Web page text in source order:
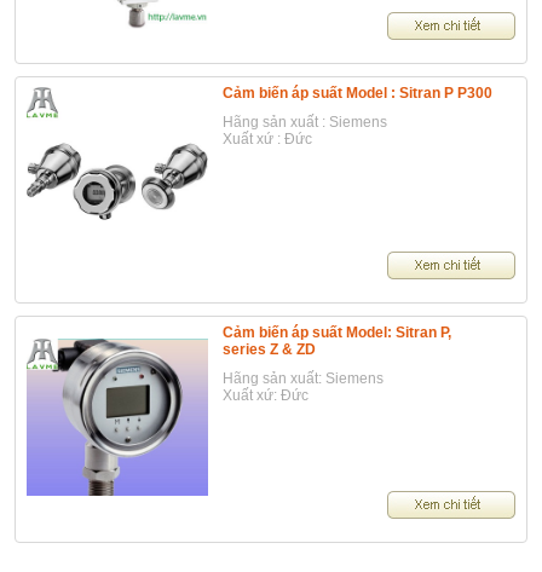
Cảm biến áp suất Model : Sitran P P300
Hãng sản xuất : Siemens
Xuất xứ : Đức
Cảm biến áp suất Model: Sitran P,
series Z & ZD
Hãng sản xuất: Siemens
Xuất xứ: Đức